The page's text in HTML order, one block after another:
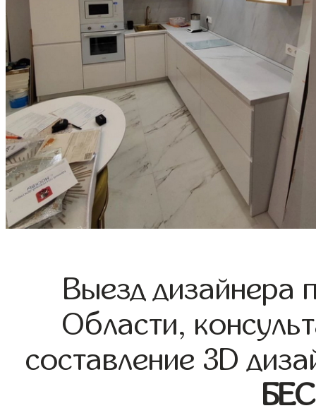
Выезд дизайнера
Области,
составление 3D